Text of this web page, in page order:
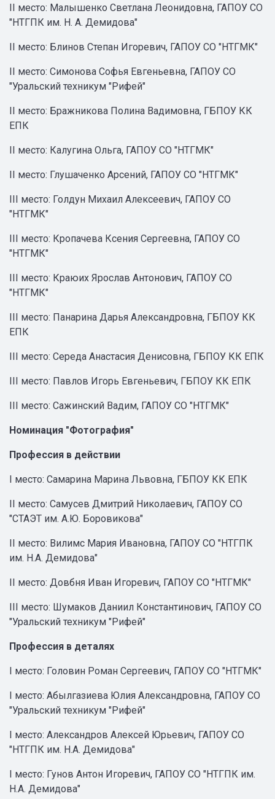
II место: Малышенко Светлана Леонидовна, ГАПОУ СО
"НТГПК им. Н. А. Демидова"
II место: Блинов Степан Игоревич, ГАПОУ СО "НТГМК"
II место: Симонова Софья Евгеньевна, ГАПОУ СО
"Уральский техникум "Рифей"
II место: Бражникова Полина Вадимовна, ГБПОУ КК
ЕПК
II место: Калугина Ольга, ГАПОУ СО "НТГМК"
II место: Глушаченко Арсений, ГАПОУ СО "НТГМК"
III место: Голдун Михаил Алексеевич, ГАПОУ СО
"НТГМК"
III место: Кропачева Ксения Сергеевна, ГАПОУ СО
"НТГМК"
III место: Краюих Ярослав Антонович, ГАПОУ СО
"НТГМК"
III место: Панарина Дарья Александровна, ГБПОУ КК
ЕПК
III место: Середа Анастасия Денисовна, ГБПОУ КК ЕПК
III место: Павлов Игорь Евгеньевич, ГБПОУ КК ЕПК
III место: Сажинский Вадим, ГАПОУ СО "НТГМК"
Номинация "Фотография"
Профессия в действии
I место: Самарина Марина Львовна, ГБПОУ КК ЕПК
II место: Самусев Дмитрий Николаевич, ГАПОУ СО
"СТАЭТ им. А.Ю. Боровикова"
II место: Вилимс Мария Ивановна, ГАПОУ СО "НТГПК
им. Н.А. Демидова"
II место: Довбня Иван Игоревич, ГАПОУ СО "НТГМК"
III место: Шумаков Даниил Константинович, ГАПОУ СО
"Уральский техникум "Рифей"
Профессия в деталях
I место: Головин Роман Сергеевич, ГАПОУ СО "НТГМК"
I место: Абылгазиева Юлия Александровна, ГАПОУ СО
"Уральский техникум "Рифей"
I место: Александров Алексей Юрьевич, ГАПОУ СО
"НТГПК им. Н.А. Демидова"
I место: Гунов Антон Игоревич, ГАПОУ СО "НТГПК им.
Н.А. Демидова"